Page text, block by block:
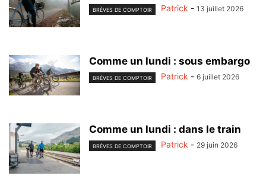
BRÈVES DE COMPTOIR Patrick - 13 juillet 2026
Comme un lundi : sous embargo
BRÈVES DE COMPTOIR Patrick - 6 juillet 2026
Comme un lundi : dans le train
BRÈVES DE COMPTOIR Patrick - 29 juin 2026